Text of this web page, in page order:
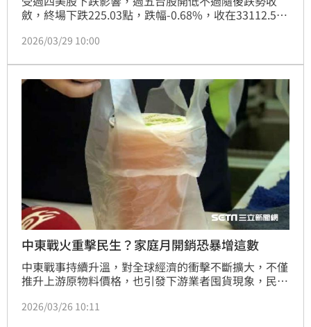
斂，終場下跌225.03點，跌幅-0.68%，收在33112.59
平均日均量 6947.44億元。法人資金動向上，外資再度
較前週下降，自營商連5週減碼269.54億元，本週依舊
由投信法人力挺台股，連續買超7週188.96億元，三大
法人合計賣超1132.03億元。
2026/03/29 10:00
中東戰火重擊民生？家庭月開銷恐暴增這數
中東戰事持續升溫，對全球經濟的衝擊不斷擴大，不僅
推升上游原物料價格，也引發下游業者囤貨現象，民生
之家每月生活開銷恐因此增加約5000至7500元。對
2026/03/26 10:11